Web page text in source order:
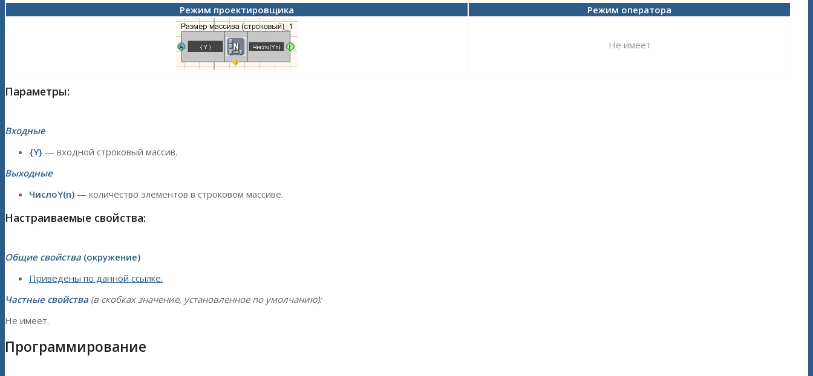
Режим проектировщика Режим оператора
Не имеет
Параметры:
Входные
{Y} — входной строковый массив.
Выходные
ЧислоY(n) — количество элементов в строковом массиве.
Настраиваемые свойства:
Общие свойства (окружение)
Приведены по данной ссылке.
Частные свойства (в скобках значение, установленное по умолчанию):
Не имеет.
Программирование